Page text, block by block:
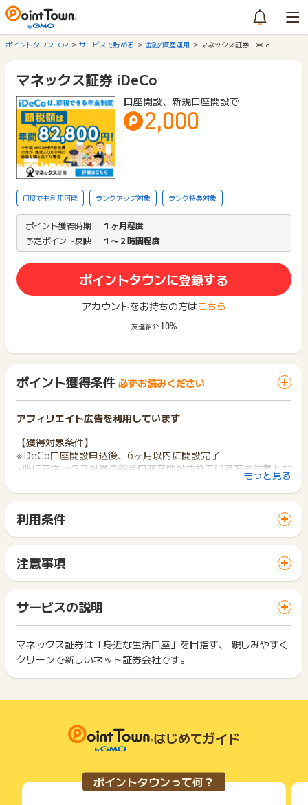
ポイントタウンTOP サービスで貯める 金融/資産運用 マネックス証券 iDeCo
マネックス証券 iDeCo
口座開設、新規口座開設で
2,000
何度でも利用可能 ランクアップ対象 ランク特典対象
ポイント獲得時期
１ヶ月程度
予定ポイント反映
１〜２時間程度
ポイントタウンに登録する
アカウントをお持ちの方はこちら
友達紹介 10%
ポイント獲得条件 必ずお読みください
アフィリエイト広告を利用しています
【獲得対象条件】
※iDeCo口座開設申込後、6ヶ月以内に開設完了
※既にマネックス証券の総合口座を開設されている方も対象とな
※虚偽・不正・いたずら・法人口座のお申込み・重複（IP、住
所）・口座開設に至らなかった方・口座開設後、すぐに解約を
った場合
【お問い合わせ必要事項】
・受付番号
・「件名：【マネックス証券】口座開設お申込みを受け付けま
した」のメール受信日時
・登録日時：yyyy/mm/dd hh:mm
【お問い合わせ期限】
非承認理由：確定日から30日以内
までお問い合わせください。ポイントについて、広告主に直接
お問い合わせをした場合、ポイント獲得対象外となる場合がご
もっと見る
利用条件
サイトに移動してからお申し込みやお買い物が完了するまでの
間に、同じブラウザ（※）で他のサイトに移動した場合はポイン
ト獲得ができません。
「 口座開設でポイントGET 」ボタンを押した時とサービス・
お買い物利用時で、デバイス・ブラウザが異なる場合はポイン
ト獲得ができません。
2回以上同じお買い物・サービスをご利用される場合は、毎回
ポイントタウンに戻り、「 口座開設でポイントGET 」ボタン
下記の事項に該当する場合、広告主側で対象外とみなし、「獲
・同一端末や同一世帯で、繰り返し利用不可のサービス・お買
い物を複数回ご利用された場合
・他のポイントサイトや比較サイト、検索サイトなどを経由し
ご利用前には、Cookieの削除をおこなっていただくことを推奨
します。
注意事項
一部のサービスにつきましては、1商品につき10円単位の金額
は切り捨てとなります。
ポイント獲得が1ポイント未満のものは切り捨てとなり、ポイ
ント履歴には記載されません。
原則として広告主側のポイント等を利用して支払われた金額分
につきましては、ポイントタウンのポイント獲得の対象には含
まれません。
各サービス・お買い物の獲得ポイントや獲得条件、キャンペー
ン期間が予告なしに変更される場合がございますが、ご利用さ
条件を達成しているかどうかは各広告主ではなく、代理店が行
っているため、広告主はポイントに関する詳細を把握しており
サービスの説明
マネックス証券は「身近な生活口座」を目指す、 親しみやすく
クリーンで新しいネット証券会社です。
はじめてガイド
ポイントタウンって何？